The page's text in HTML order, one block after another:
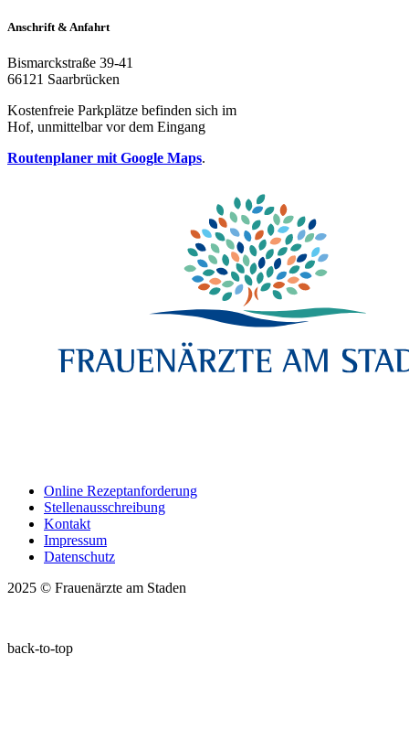
Anschrift & Anfahrt
Bismarckstraße 39-41
66121 Saarbrücken
Kostenfreie Parkplätze befinden sich im
Hof, unmittelbar vor dem Eingang
Routenplaner mit Google Maps.
Online Rezeptanforderung
Stellenausschreibung
Kontakt
Impressum
Datenschutz
2025 © Frauenärzte am Staden
back-to-top